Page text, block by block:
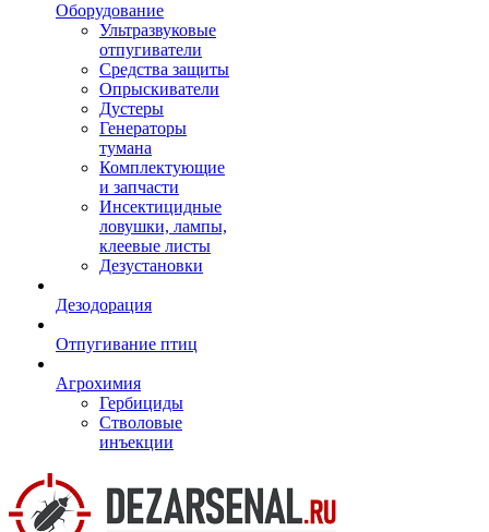
Оборудование
Ультразвуковые
отпугиватели
Средства защиты
Опрыскиватели
Дустеры
Генераторы
тумана
Комплектующие
и запчасти
Инсектицидные
ловушки, лампы,
клеевые листы
Дезустановки
Дезодорация
Отпугивание птиц
Агрохимия
Гербициды
Стволовые
инъекции